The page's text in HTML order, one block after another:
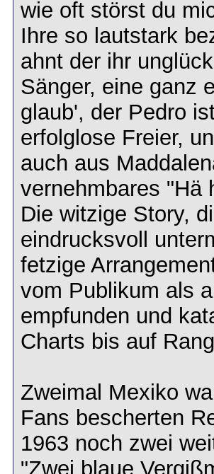
wie oft störst du
Ihre so lautstark
ahnt der ihr
Sänger, eine ganz
glaub', der Pedro
erfolglose Freier,
auch aus
vernehmbares "Hä
Die witzige Story,
eindrucksvoll
fetzige
vom Publikum als
empfunden und
Charts bis auf
Zweimal Mexiko
Fans bescherten
1963 noch zwei
"Zwei blaue